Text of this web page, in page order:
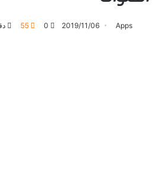
Apps
2019/11/06
0
55